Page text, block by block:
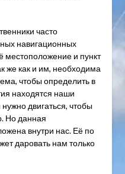
часто
навигационных
местоположение и пункт
же как и им, необходима
чтобы определить в
находятся наши
двигаться, чтобы
Но данная
внутри нас. Её по
даровать нам только